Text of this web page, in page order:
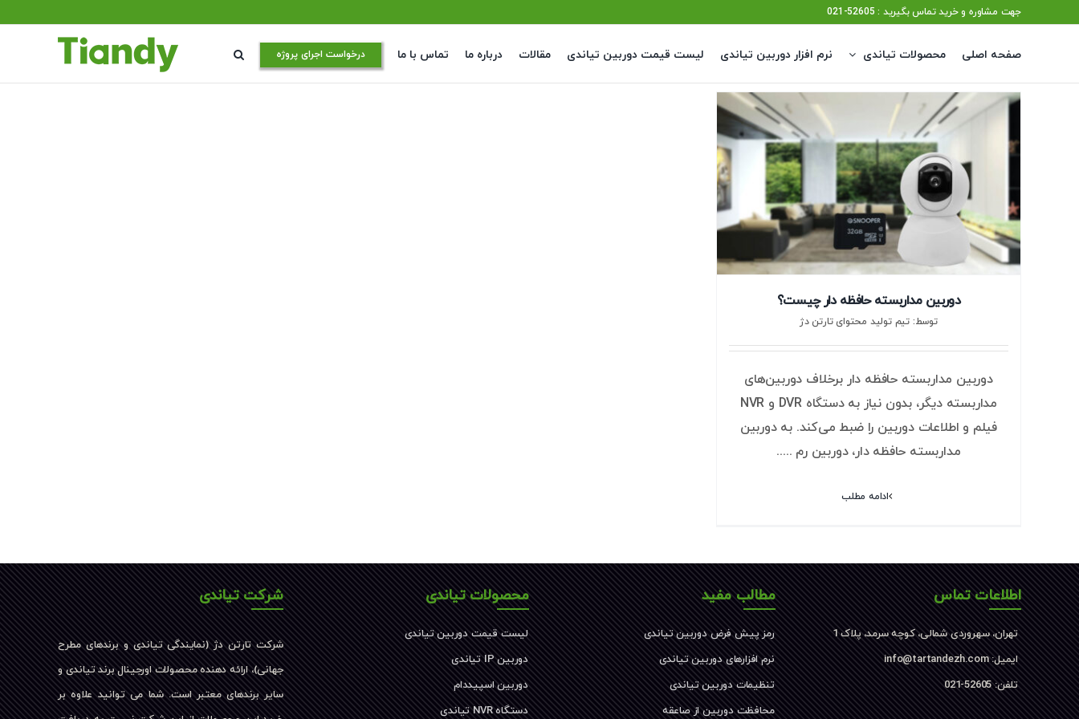
جهت مشاوره و خرید تماس بگیرید : 52605-021
صفحه اصلی محصولات تیاندی نرم افزار دوربین تیاندی لیست قیمت دوربین تیاندی مقالات درباره ما تماس با ما درخواست اجرای پروژه
دوربین مداربسته حافظه دار چیست؟
توسط: تیم تولید محتوای تارتن دژ
دوربین مداربسته حافظه دار برخلاف دوربین‌های
مداربسته دیگر، بدون نیاز به دستگاه DVR و NVR
فیلم و اطلاعات دوربین را ضبط می‌کند. به دوربین
مداربسته حافظه دار، دوربین رم .....
ادامه مطلب
اطلاعات تماس
تهران، سهروردی شمالی، کوچه سرمد، پلاک 1
ایمیل: info@tartandezh.com
تلفن: 52605-021
مطالب مفید
رمز پیش فرض دوربین تیاندی
نرم افزارهای دوربین تیاندی
تنظیمات دوربین تیاندی
محافظت دوربین از صاعقه
محصولات تیاندی
لیست قیمت دوربین تیاندی
دوربین IP تیاندی
دوربین اسپیددام
دستگاه NVR تیاندی
شرکت تیاندی
شرکت تارتن دژ (نمایندگی تیاندی و برندهای مطرح
جهانی)، ارائه دهنده محصولات اورجینال برند تیاندی و
سایر برندهای معتبر است. شما می توانید علاوه بر